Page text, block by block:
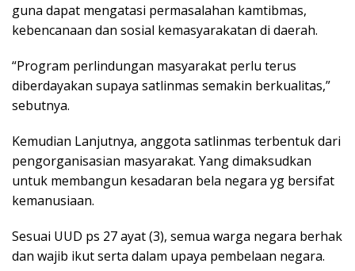
guna dapat mengatasi permasalahan kamtibmas,
kebencanaan dan sosial kemasyarakatan di daerah.
“Program perlindungan masyarakat perlu terus
diberdayakan supaya satlinmas semakin berkualitas,”
sebutnya.
Kemudian Lanjutnya, anggota satlinmas terbentuk dari
pengorganisasian masyarakat. Yang dimaksudkan
untuk membangun kesadaran bela negara yg bersifat
kemanusiaan.
Sesuai UUD ps 27 ayat (3), semua warga negara berhak
dan wajib ikut serta dalam upaya pembelaan negara.